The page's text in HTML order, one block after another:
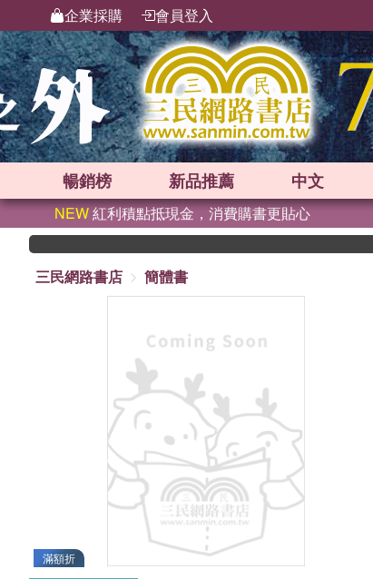
企業採購 會員登入
暢銷榜 新品推薦 中文
NEW紅利積點抵現金，消費購書更貼心
三民網路書店
簡體書
滿額折